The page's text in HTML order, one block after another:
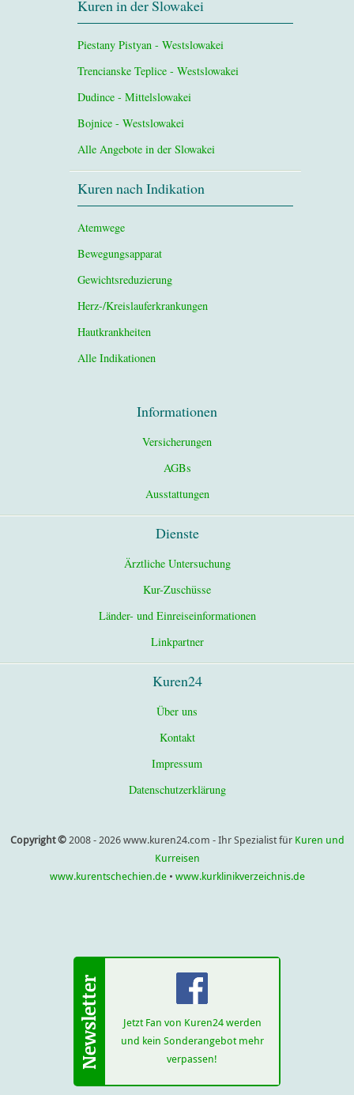
Kuren in der Slowakei
Piestany Pistyan - Westslowakei
Trencianske Teplice - Westslowakei
Dudince - Mittelslowakei
Bojnice - Westslowakei
Alle Angebote in der Slowakei
Kuren nach Indikation
Atemwege
Bewegungsapparat
Gewichtsreduzierung
Herz-/Kreislauferkrankungen
Hautkrankheiten
Alle Indikationen
Informationen
Versicherungen
AGBs
Ausstattungen
Dienste
Ärztliche Untersuchung
Kur-Zuschüsse
Länder- und Einreiseinformationen
Linkpartner
Kuren24
Über uns
Kontakt
Impressum
Datenschutzerklärung
Copyright ©2008 - 2026 www.kuren24.com - Ihr Spezialist für Kuren und
Kurreisen
www.kurentschechien.de• www.kurklinikverzeichnis.de
Jetzt Fan von Kuren24 werden
und kein Sonderangebot mehr
verpassen!